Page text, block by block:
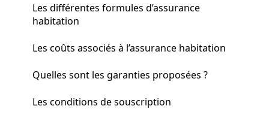
Les différentes formules d’assurance
habitation
Les coûts associés à l’assurance habitation
Quelles sont les garanties proposées ?
Les conditions de souscription